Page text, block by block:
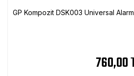
GP Kompozit DSK003 Universal
760,00